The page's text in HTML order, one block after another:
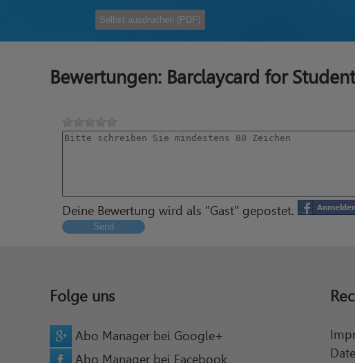
Selbst ausdruchen (PDF)
Bewertungen: Barclaycard for
Deine Bewertung wird als "Gast" gepostet.
Send
Folge uns
Abo Manager bei Google+
Abo Manager bei Facebook